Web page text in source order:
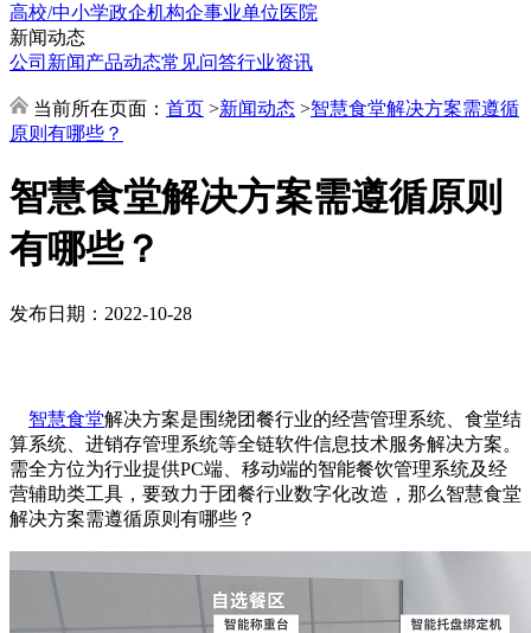
高校/中小学政企机构企事业单位医院
新闻动态
公司新闻产品动态常见问答行业资讯
当前所在页面： 首页 >新闻动态 >智慧食堂解决方案需遵循
原则有哪些？
智慧食堂解决方案需遵循原则
有哪些？
发布日期：2022-10-28
智慧食堂解决方案是围绕团餐行业的经营管理系统、食堂结
算系统、进销存管理系统等全链软件信息技术服务解决方案。
需全方位为行业提供PC端、移动端的智能餐饮管理系统及经
营辅助类工具，要致力于团餐行业数字化改造，那么智慧食堂
解决方案需遵循原则有哪些？